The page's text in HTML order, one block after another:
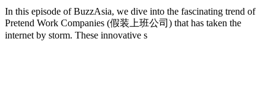
In this episode of BuzzAsia, we dive into the fascinating trend of
Pretend Work Companies (假装上班公司) that has taken the
internet by storm. These innovative s